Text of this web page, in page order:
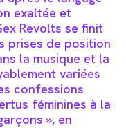
exaltée et
Revolts se finit
prises de position
la musique et la
variées
confessions
féminines à la
», en